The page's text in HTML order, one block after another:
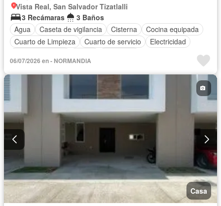
Vista Real, San Salvador Tizatlalli
3 Recámaras
3 Baños
Agua
Caseta de vigilancia Cisterna
Cocina equipada
Cuarto de Limpieza
Cuarto de servicio
Electricidad
Recámara con closet
Azotea
06/07/2026 en - NORMANDIA
Casa